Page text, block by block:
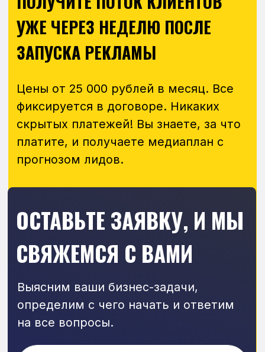
на все вопросы.
+7
политикой конфиденциальности